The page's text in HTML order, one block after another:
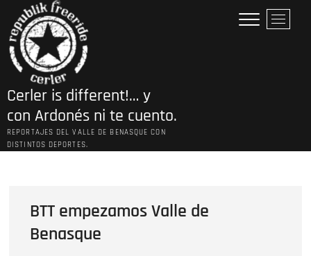
contenido
Cerler is different!… y
con Ardonés ni te cuento.
REPORTAJES DEL VALLE DE BENASQUE CON
DISTINTOS DEPORTES.
B
o
e
BTT empezamos Valle de
Benasque